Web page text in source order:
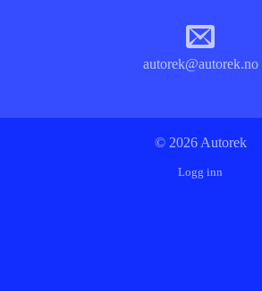
autorek@autorek.no
© 2026 Autorek
Logg inn